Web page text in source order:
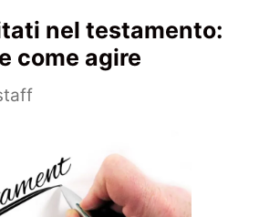
nel testamento:
come agire